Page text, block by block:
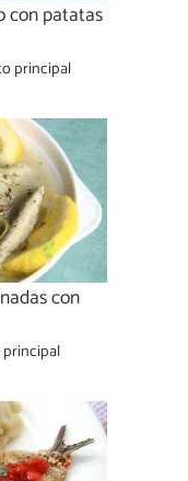
con patatas
principal
con